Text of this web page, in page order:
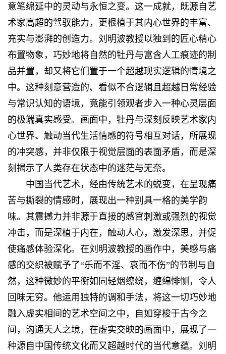
意笔绵延中的灵动与永恒之变。这一成就，既源自艺
术家高超的驾驭能力，更根植于其内心世界的丰富、
充实与澎湃的创造力。刘明波教授以独到的匠心精心
布置物象，巧妙地将自然的牡丹与富含人工痕迹的制
品并置，却又将它们置于一个超越现实逻辑的情境之
中。这种刻意营造的、看似不合逻辑且超越日常经验
与常识认知的语境，竟能引领观者步入一种心灵层面
的极端真实感受。画面中，牡丹与深刻反映艺术家内
心世界、触动当代生活情感的符号相互对话，所展现
的冲突感，并非仅限于视觉层面的表面矛盾，而是深
刻揭示了人类存在状态中的迷茫与无奈。
中国当代艺术，经由传统艺术的蜕变，在呈现痛
苦与撕裂的情感时，展现出一种别具一格的美学韵
味。其震撼力并非源于直接的感官刺激或强烈的视觉
冲击，而是深植于内在，触动人心，激发深思，并促
使痛感体验深化。在刘明波教授的画作中，美感与痛
感的交织被赋予了“乐而不淫、哀而不伤”的节制与自
然，这种微妙的平衡如同轻烟缭绕，缠绵悱恻，令人
回味无穷。他运用独特的调和手法，将这一切巧妙地
融入虚实相间的艺术空间之中，自如穿梭于古今之
间，沟通天人之境，在虚实交映的画面中，展现了一
种源自中国传统文化而又超越时代的当代意蕴。刘明